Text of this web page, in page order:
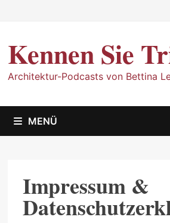
Kennen Sie
Architektur-Podcasts von Bettina
MENÜ
Impressum &